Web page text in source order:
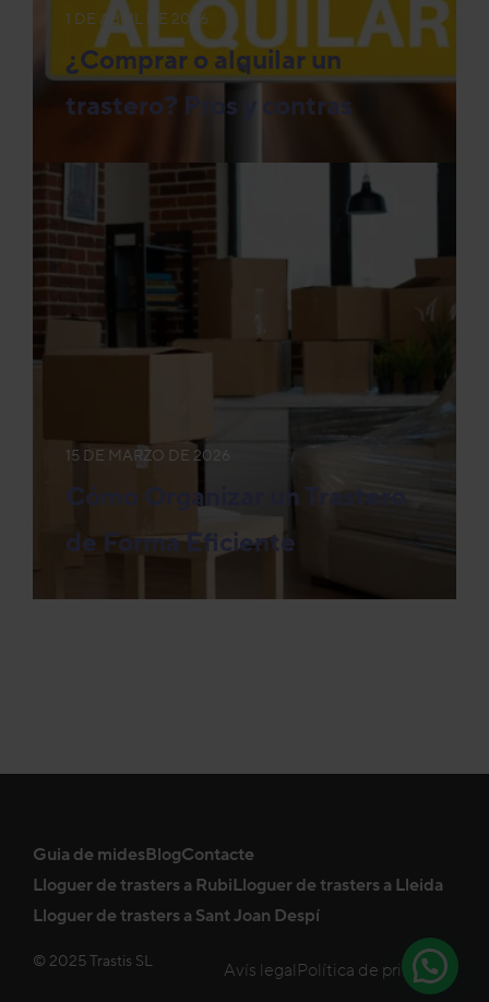
1 DE ABRIL DE 2026
¿Comprar o alquilar un
trastero? Pros y contras
15 DE MARZO DE 2026
Cómo Organizar un Trastero
de Forma Eficiente
Guia de midesBlogContacte
Lloguer de trasters a RubiLloguer de trasters a Lleida
Lloguer de trasters a Sant Joan Despí
© 2025 Trastis SL Avís legal Política de privadesa